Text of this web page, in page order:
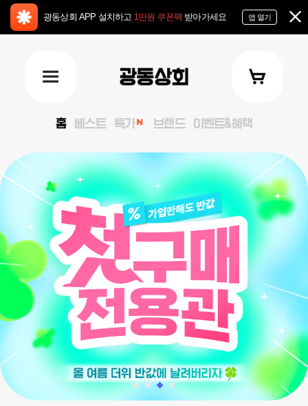
광동상회 APP 설치하고 1만원 쿠폰팩 받아가세요 앱 열기
홈 베스트 특가 브랜드 이벤트&혜택
keyVisual